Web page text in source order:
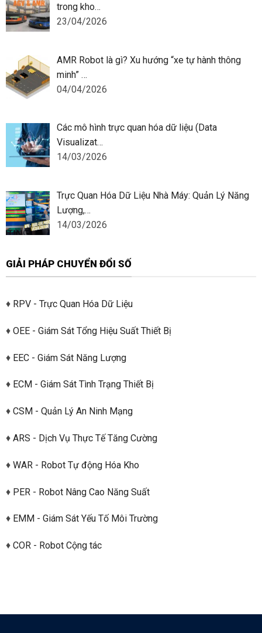
trong kho…
23/04/2026
AMR Robot là gì? Xu hướng “xe tự hành thông
minh” …
04/04/2026
Các mô hình trực quan hóa dữ liệu (Data
Visualizat…
14/03/2026
Trực Quan Hóa Dữ Liệu Nhà Máy: Quản Lý Năng
Lượng,…
14/03/2026
GIẢI PHÁP CHUYỂN ĐỔI SỐ
♦ RPV - Trực Quan Hóa Dữ Liệu
♦ OEE - Giám Sát Tổng Hiệu Suất Thiết Bị
♦ EEC - Giám Sát Năng Lượng
♦ ECM - Giám Sát Tình Trạng Thiết Bị
♦ CSM - Quản Lý An Ninh Mạng
♦ ARS - Dịch Vụ Thực Tế Tăng Cường
♦ WAR - Robot Tự động Hóa Kho
♦ PER - Robot Nâng Cao Năng Suất
♦ EMM - Giám Sát Yếu Tố Môi Trường
♦ COR - Robot Cộng tác